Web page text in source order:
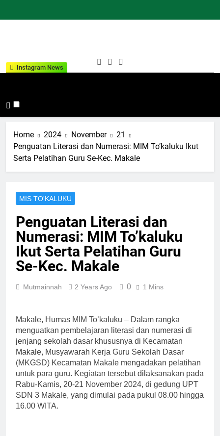
Instagram News
Agama
Tana Toraja
Indonesia Hebat Bersama
Home 2024 November
21
Penguatan Literasi dan Numerasi: MIM To’kaluku Ikut
Serta Pelatihan Guru Se-Kec. Makale
MIS TO'KALUKU
Penguatan Literasi dan
Numerasi: MIM To’kaluku
Ikut Serta Pelatihan Guru
Se-Kec. Makale
Mutmainnah 2 Years Ago 0 1 Mins
Makale, Humas MIM To’kaluku – Dalam rangka
menguatkan pembelajaran literasi dan numerasi di
jenjang sekolah dasar khususnya di Kecamatan
Makale, Musyawarah Kerja Guru Sekolah Dasar
(MKGSD) Kecamatan Makale mengadakan pelatihan
untuk para guru. Kegiatan tersebut dilaksanakan pada
Rabu-Kamis, 20-21 November 2024, di gedung UPT
SDN 3 Makale, yang dimulai pada pukul 08.00 hingga
16.00 WITA.